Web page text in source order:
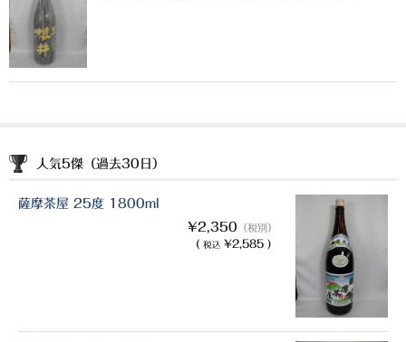
さつま無双
三和酒造
京屋酒造
人気5傑（過去30日）
薩摩茶屋 25度 1800ml
¥2,350 （税別）
( 税込 ¥2,585 )